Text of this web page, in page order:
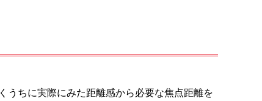
うちに実際にみた距離感から必要な焦点距離を